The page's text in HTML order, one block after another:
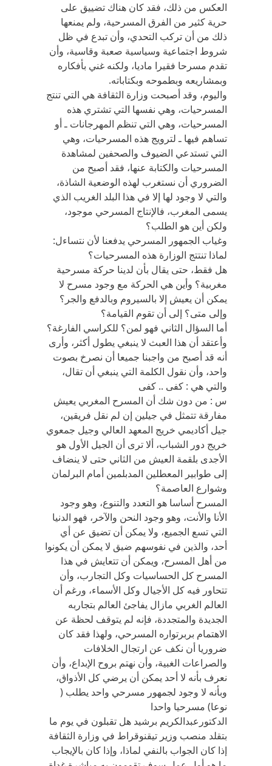
العكس من ذلك، فقد كان هناك تضييق على
حرية كثير من الفرق المسرحية، ولم يمنعها
ذلك من أن تركب التحدي، وأن تبدع في ظل
شروط اجتماعية وسياسية صعبة وقاسية، وأن
تقدم مسرحا فقيرا ماديا، ولكنه غني بأفكاره
وبمشاريعه وبطموحه وبكتاباته.
واليوم، وقد أصبحت وزارة الثقافة هي التي تنتج
المسرحيات، وهي نفسها التي تشتري هذه
المسرحيات، وهي التي تنظم المهرجانات ـ أو
تساهم فيها ـ لترويج هذه المسرحيات، وهي
التي تستدعي الضيوف والصحفين لمشاهدة
المسرحيات والكتابة عنها، فقد أصبح من
الضروري أن نستغرب لهذه الوضعية الشاذة،
والتي لا وجود لها إلا في هذا البلد الغريب الذي
يسمى المغرب، فالإنتاج المسرحي موجود،
ولكن أين هو الطلب؟
وغياب الجمهور المسرحي يدفعنا لأن نتساءل:
لماذا تنتتج الوزارة هذه المسرحيات؟
هل فقط، حتى يقال بأن لدينا حركة مسرحية
مغربية؟ وأين هي الحركة مع وجود مسرح لا
يمكن أن يعيش إلا بالسيروم وبالدفع والجر؟
وإلى متى؟ إلى أن تقوم القيامة؟
أما السؤال الثاني فهو لمن؟ للكراسي الفارغة؟
وأعتقد أن هذا العبث لا ينبغي يطول أكثر، وأرى
أنه قد أصبح من واجبنا جميعا أن نصرخ بصوت
واحد، وأن نقول الكلمة التي ينبغي أن تقال،
والتي هي : كفى .. كفى
س : من دون شك أن المسرح المغربي يعيش
مفارقة تتمثل في جيلين إن لم نقل فريقين،
جيل أكاديمي خريج المعهد العالي وجيل جمعوي
خريج دور الشباب، ألا ترى أن الجيل الأول هو
الأجدى بلقمة العيش من الثاني حتى لا ينضاف
إلى طوابير المعطلين المدبلمين أمام البرلمان
وشوارع العاصمة؟
المسرح أساسا هو التعدد والتنوع، وهو وجود
الأنا والأنت، وهو وجود النحن والآخر، فهو الدنيا
التي تسع الجميع، ولا يمكن أن تضيق عن أي
أحد، والذين في نفوسهم ضيق لا يمكن أن يكونوا
من أهل المسرح، ويمكن أن تتعايش في هذا
المسرح كل الحساسيات وكل التجارب، وأن
تتحاور فيه كل الأجيال وكل الأسماء، ورغم أن
العالم الغربي مازال يفاجئ العالم بتجاربه
الجديدة والمتجددة، فإنه لم يتوقف لحظة عن
الاهتمام بربرتواره المسرحي، ولهذا فقد كان
ضروريا أن نكف عن ارتجال الخلافات
والصراعات الغبية، وأن نهتم بروح الإبداع، وأن
نعرف بأنه لا أحد يمكن أن يرضي كل الأذواق،
وبأنه لا وجود لجمهور مسرحي واحد يطلب (
نوعا) مسرحيا واحدا
الدكتورعبدالكريم برشيد هل تقبلون في يوم ما
بتقلد منصب وزير تيقنوقراط في وزارة الثقافة
إذا كان الجواب بالنفي لماذا، وإذا كان بالإيجاب